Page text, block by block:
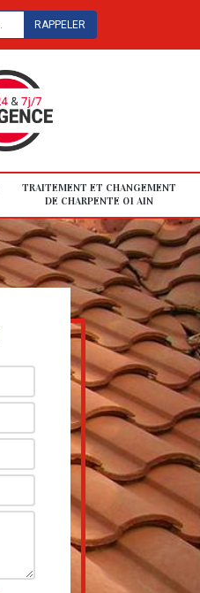
TRAITEMENT ET CHANGEMENT
DE CHARPENTE 01 AIN